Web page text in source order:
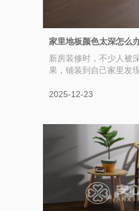
家里地板颜色太深怎么
新房装修时，不少人被
果，铺装到自己家里发
2025-12-23